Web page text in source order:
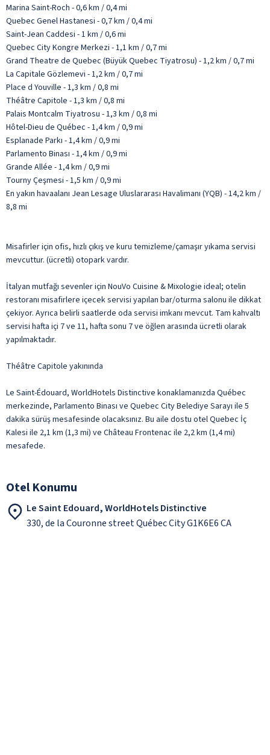
Marina Saint-Roch - 0,6 km / 0,4 mi
Quebec Genel Hastanesi - 0,7 km / 0,4 mi
Saint-Jean Caddesi - 1 km / 0,6 mi
Quebec City Kongre Merkezi - 1,1 km / 0,7 mi
Grand Theatre de Quebec (Büyük Quebec Tiyatrosu) - 1,2 km / 0,7 mi
La Capitale Gözlemevi - 1,2 km / 0,7 mi
Place d Youville - 1,3 km / 0,8 mi
Théâtre Capitole - 1,3 km / 0,8 mi
Palais Montcalm Tiyatrosu - 1,3 km / 0,8 mi
Hôtel-Dieu de Québec - 1,4 km / 0,9 mi
Esplanade Parkı - 1,4 km / 0,9 mi
Parlamento Binası - 1,4 km / 0,9 mi
Grande Allée - 1,4 km / 0,9 mi
Tourny Çeşmesi - 1,5 km / 0,9 mi
En yakın havaalanı Jean Lesage Uluslararası Havalimanı (YQB) - 14,2 km /
8,8 mi
Misafirler için ofis, hızlı çıkış ve kuru temizleme/çamaşır yıkama servisi
mevcuttur. (ücretli) otopark vardır.
İtalyan mutfağı sevenler için NouVo Cuisine & Mixologie ideal; otelin
restoranı misafirlere içecek servisi yapılan bar/oturma salonu ile dikkat
çekiyor. Ayrıca belirli saatlerde oda servisi imkanı mevcut. Tam kahvaltı
servisi hafta içi 7 ve 11, hafta sonu 7 ve öğlen arasında ücretli olarak
yapılmaktadır.
Théâtre Capitole yakınında
Le Saint-Édouard, WorldHotels Distinctive konaklamanızda Québec
merkezinde, Parlamento Binası ve Quebec City Belediye Sarayı ile 5
dakika sürüş mesafesinde olacaksınız. Bu aile dostu otel Quebec İç
Kalesi ile 2,1 km (1,3 mi) ve Château Frontenac ile 2,2 km (1,4 mi)
mesafede.
Otel Konumu
Le Saint Edouard, WorldHotels Distinctive
330, de la Couronne street Québec City G1K6E6 CA